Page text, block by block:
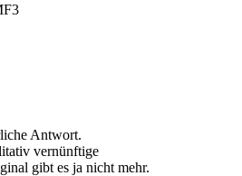
Antwort.
vernünftige
gibt es ja nicht mehr.